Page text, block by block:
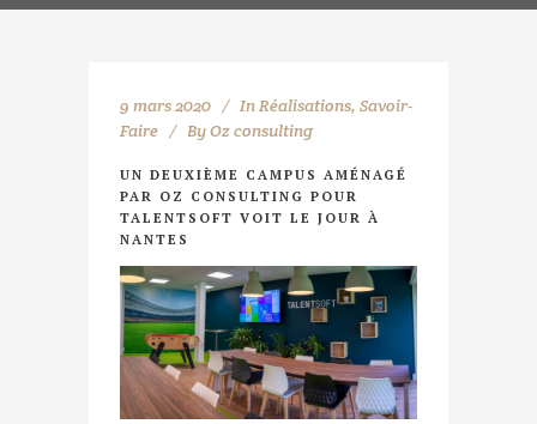
9 mars 2020 InRéalisations, Savoir-
Faire
ByOz consulting
UN DEUXIÈME CAMPUS AMÉNAGÉ
PAR OZ CONSULTING POUR
TALENTSOFT VOIT LE JOUR À
NANTES